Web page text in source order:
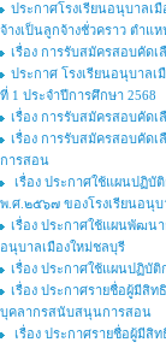
ประกาศโรงเรียนอนุบาลเ
จ้างเป็นลูกจ้างชั่วคราว ตำแ
เรื่อง การรับสมัครสอบคัดเ
ประกาศ โรงเรียนอนุบาลเ
ที่ 1 ประจำปีการศึกษา 2568
เรื่อง การรับสมัครสอบคัดเ
เรื่อง การรับสมัครสอบคัด
การสอน
เรื่อง ประกาศใช้แผนปฏิบั
พ.ศ.๒๕๖๗ ของโรงเรียนอนุบ
เรื่อง ประกาศใช้แผนพัฒน
อนุบาลเมืองใหม่ชลบุรี
เรื่อง ประกาศใช้แผนปฏิบั
เรื่อง ประกาศรายชื่อผู้มีสิท
บุคลากรสนับสนุนการสอน
เรื่อง ประกาศรายชื่อผู้มีสิ